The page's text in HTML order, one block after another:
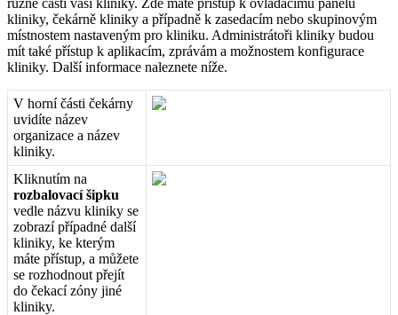
kliniky, čekárně kliniky a případně k zasedacím nebo skupinovým
místnostem nastaveným pro kliniku. Administrátoři kliniky budou
mít také přístup k aplikacím, zprávám a možnostem konfigurace
kliniky. Další informace naleznete níže.
V horní části čekárny
uvidíte název
organizace a název
kliniky.
Kliknutím na
rozbalovací šipku
vedle názvu kliniky se
zobrazí případné další
kliniky, ke kterým
máte přístup, a můžete
se rozhodnout přejít
do čekací zóny jiné
kliniky.